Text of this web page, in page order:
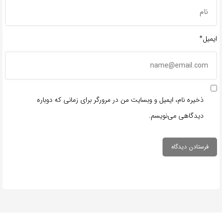
ایمیل*
ذخیره نام، ایمیل و وبسایت من در مرورگر برای زمانی که دوباره
دیدگاهی می‌نویسم.